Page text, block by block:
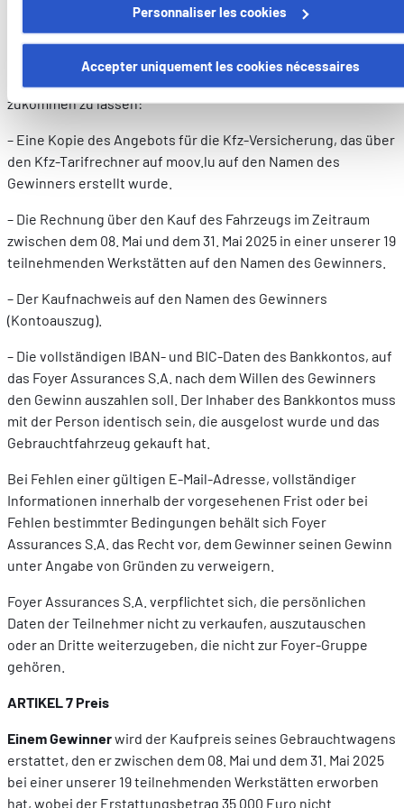
Certains de ces cookies sont strictement nécessaires au
fonctionnement du site. Notez que si vous désactivez des
cookies utilisés ici, il se peut que certaines fonctionnalités ou
parties de ce site Web ne soient plus normalement
Améliorer votre expérience utilisateur, en personnalisant
vos fonctionnalités et en se souvenant de vos choix.
Mesurer l'audience en suivant le nombre de visiteurs et
comprenant comment vous arrivez sur notre site.
Proposer des offres et services personnalisés et en
les performances. Partager des informations avec les
hébergé sur un site externe.
Personnaliser les cookies
Accepter uniquement les cookies nécessaires
Nach der Gewinnbenachrichtigung hat der Gewinner bis zum
27. Juni 2025 Zeit, um Foyer Assurances S.A. unter der
folgenden E-Mail-Adresse
marketing-
zukommen zu lassen:
– Eine Kopie des Angebots für die Kfz-Versicherung, das über
den Kfz-Tarifrechner auf moov.lu auf den Namen des
Gewinners erstellt wurde.
– Die Rechnung über den Kauf des Fahrzeugs im Zeitraum
zwischen dem 08. Mai und dem 31. Mai 2025 in einer unserer 19
teilnehmenden Werkstätten auf den Namen des Gewinners.
– Der Kaufnachweis auf den Namen des Gewinners
(Kontoauszug).
– Die vollständigen IBAN- und BIC-Daten des Bankkontos, auf
das Foyer Assurances S.A. nach dem Willen des Gewinners
den Gewinn auszahlen soll. Der Inhaber des Bankkontos muss
mit der Person identisch sein, die ausgelost wurde und das
Gebrauchtfahrzeug gekauft hat.
Bei Fehlen einer gültigen E-Mail-Adresse, vollständiger
Informationen innerhalb der vorgesehenen Frist oder bei
Fehlen bestimmter Bedingungen behält sich Foyer
Assurances S.A. das Recht vor, dem Gewinner seinen Gewinn
unter Angabe von Gründen zu verweigern.
Foyer Assurances S.A. verpflichtet sich, die persönlichen
Daten der Teilnehmer nicht zu verkaufen, auszutauschen
oder an Dritte weiterzugeben, die nicht zur Foyer-Gruppe
gehören.
ARTIKEL 7 Preis
Einem Gewinnerwird der Kaufpreis seines Gebrauchtwagens
erstattet, den er zwischen dem 08. Mai und dem 31. Mai 2025
bei einer unserer 19 teilnehmenden Werkstätten erworben
hat, wobei der Erstattungsbetrag 35.000 Euro nicht